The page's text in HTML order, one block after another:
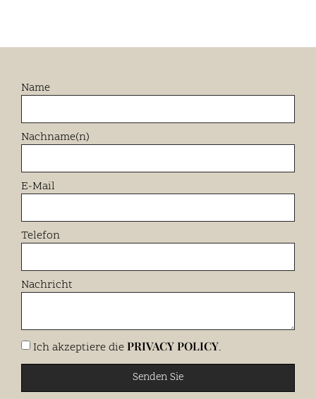
Name
Nachname(n)
E-Mail
Telefon
Nachricht
Ich akzeptiere diePRIVACY POLICY.
Senden Sie